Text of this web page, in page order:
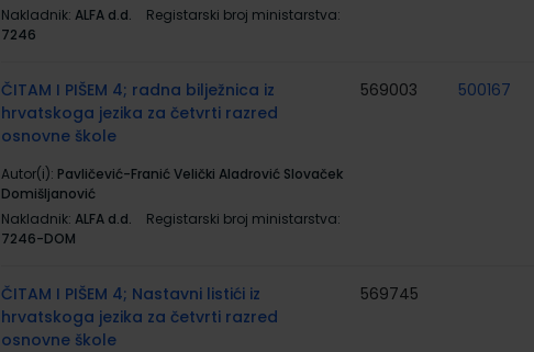
Nakladnik: ALFA d.d.
Registarski broj ministarstva:
7246
ČITAM I PIŠEM 4; radna bilježnica iz
hrvatskoga jezika za četvrti razred
osnovne škole
Autor(i): Pavličević-Franić Velički Aladrović Slovaček
Domišljanović
Nakladnik: ALFA d.d.
Registarski broj ministarstva:
7246-DOM
569003 500167
ČITAM I PIŠEM 4; Nastavni listići iz
hrvatskoga jezika za četvrti razred
osnovne škole
569745